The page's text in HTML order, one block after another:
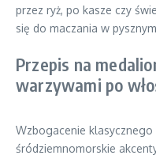
przez ryż, po kasze czy
się do maczania w
Przepis na
warzywami po
Wzbogacenie
śródziemnomorskie